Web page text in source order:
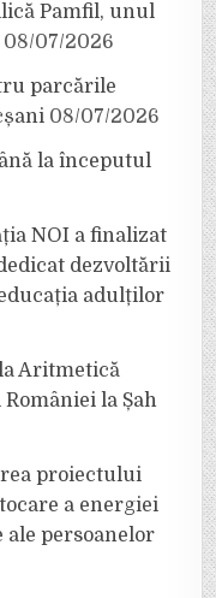
Pamfil, unul
08/07/2026
parcările
08/07/2026
la începutul
NOI a finalizat
dezvoltării
adulților
Aritmetică
la Șah
proiectului
a energiei
ale persoanelor